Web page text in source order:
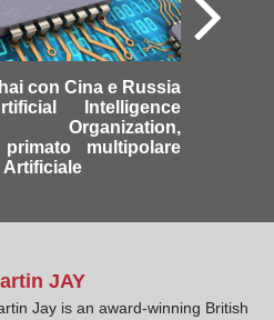
con Cina e Russia
Intelligence
Organization,
multipolare
Artificiale
JAY
Jay is an award-winning British